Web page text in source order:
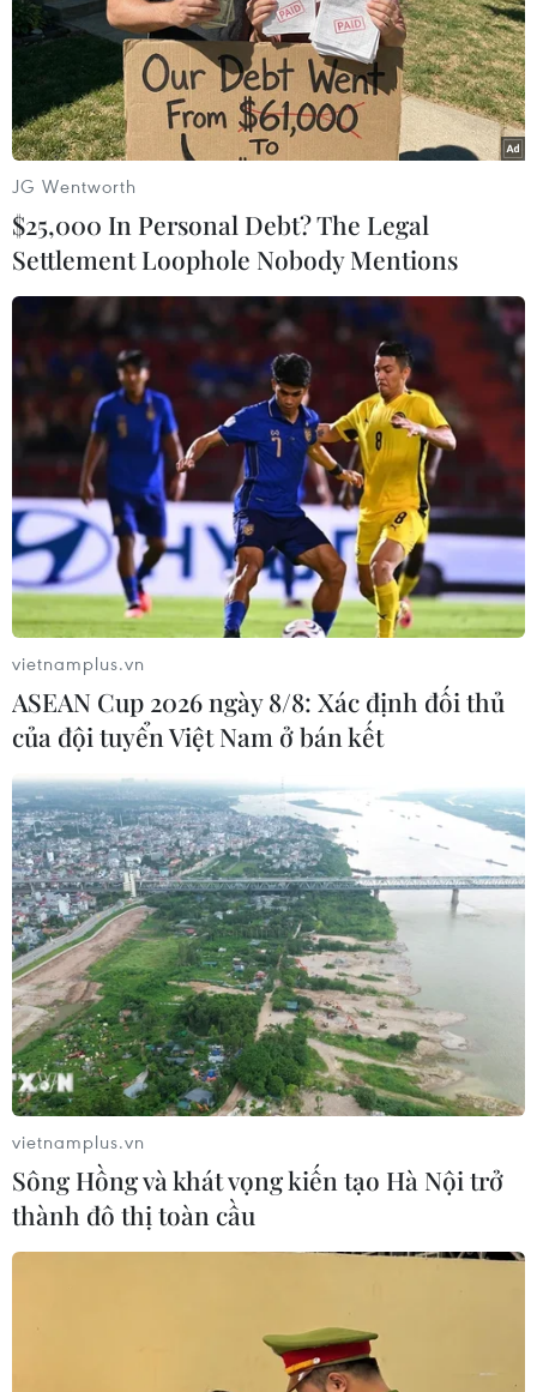
JG Wentworth
$25,000 In Personal Debt? The Legal
Settlement Loophole Nobody Mentions
vietnamplus.vn
ASEAN Cup 2026 ngày 8/8: Xác định đối thủ
của đội tuyển Việt Nam ở bán kết
vietnamplus.vn
Sông Hồng và khát vọng kiến tạo Hà Nội trở
thành đô thị toàn cầu